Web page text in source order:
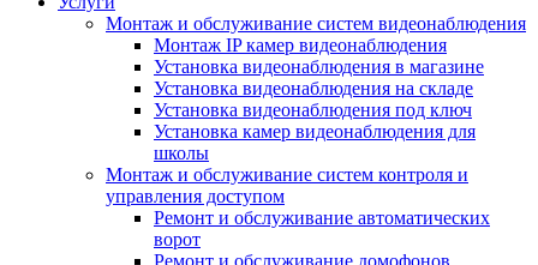
Монтаж и обслуживание систем видеонаблюдения
Монтаж IP камер видеонаблюдения
Установка видеонаблюдения в магазине
Установка видеонаблюдения на складе
Установка видеонаблюдения под ключ
Установка камер видеонаблюдения для
школы
Монтаж и обслуживание систем контроля и
управления доступом
Ремонт и обслуживание автоматических
ворот
Ремонт и обслуживание домофонов